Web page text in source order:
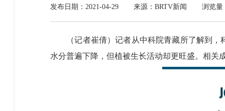
发布日期：2021-04-29 来源：BRTV新闻 浏览量
（记者崔倩）记者从中科院青藏所了解到，
水分普遍下降，但植被生长活动却更旺盛。相关